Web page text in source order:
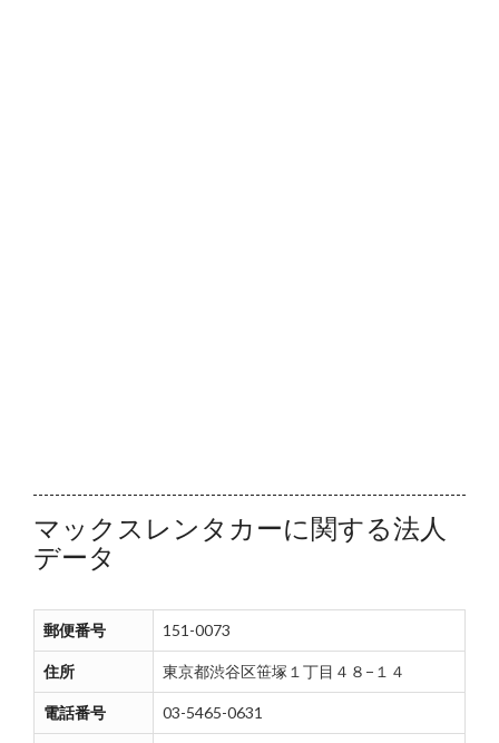
マックスレンタカーに関する法人
データ
郵便番号 151-0073
住所 東京都渋谷区笹塚１丁目４８−１４
電話番号 03-5465-0631